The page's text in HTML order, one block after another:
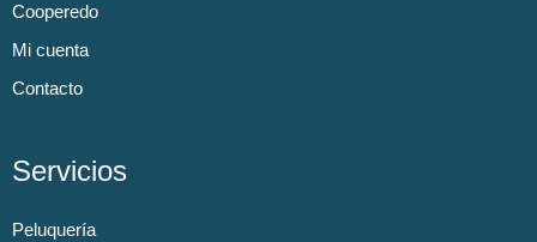
Cooperedo
Mi cuenta
Contacto
Servicios
Peluquería